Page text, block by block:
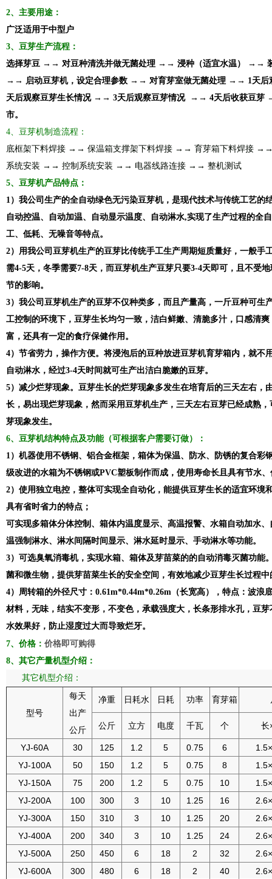
2、主要用途：
广泛适用于中型户
3、豆芽生产流程：
选择芽豆 →→ 对豆种清洗并做无菌处理 →→ 浸种（适宜水温） →→
→→ 启动豆芽机，设定合理参数 →→ 对育芽室做无菌处理 →→ 1天
天后观察豆芽生长情况 →→ 3天后观察豆芽情况 →→ 4天后收获豆芽
市。
4、豆芽机制造流程：
底框架下料焊接 →→ 保温箱支撑架下料焊接 →→ 育芽箱下料焊接
系统安装 →→ 控制系统安装 →→ 电器线路连接 →→ 整机测试
5、豆芽机产品特点：
1）我公司生产的全自动绿色无污染豆芽机，是现代技术与传统工艺的
自动控温、自动加温、自动显示温度、自动淋水,实现了生产过程的全
工、低耗、无噪音等特点。
2）用我公司豆芽机生产的豆芽比传统手工生产周期短质量好，一般手
需4-5天，冬季需要7-8天，而豆芽机生产豆芽只要3-4天即可，且不受
节的影响。
3）我公司豆芽机生产的豆芽不仅种类多，而且产量高，一斤豆种可生
工控制的环境下，豆芽生长均匀一致，洁白鲜嫩、清脆多汁，口感清
富，还具有一定的食疗保健作用。
4）节省劳力，操作方便。将浸泡后的豆种放进豆芽机育芽箱内，就不
自动淋水，经过3-4天时间就可生产出洁白脆嫩的豆芽。
5）减少烂芽现象。豆芽生长的烂芽现象多发生在培育后的三天左右，
长，易出现烂芽现象，然而采用豆芽机生产，三天左右豆芽已经成熟
芽现象发生。
6、豆芽机结构特点及功能（可根据客户需要订做）：
1）机器使用不锈钢、铝合金框架，箱体为保温、防水、防锈的复合彩
级改进的水箱为不锈钢或PVC塑板制作而成，使用寿命长且具有节水
2）使用独立电控，整体可实现全自动化，能提供豆芽生长的适宜环境
具有省时省力的特点；
可实现多箱体分体控制、箱体内温度显示、高温报警、水箱自动加水
温强制淋水、淋水间隔时间显示、淋水延时显示、手动淋水等功能。
3）可选臭氧消毒机，实现水箱、箱体及芽苗菜的的自动消毒灭菌功能
菌和微生物，提供芽苗菜生长的安全空间，有效地减少豆芽生长过程
4） 周转箱的外径尺寸：0.61m*0.44m*0.26m（长宽高），特点：波浪
材料，无味，结实不变形，不变色，承载强度大，长条形排水孔，豆
水效果好，防止湿度过大而导致烂牙。
7、价格： 价格即可购得
8、其它产量机型介绍：
其它机型介绍：
型号
每天
出产
公斤
净重 日耗水 日耗 功率 育芽箱
公斤 立方 电度 千瓦 个 长
YJ-60A 30 125 1.2 5 0.75 6
YJ-100A
50 150 1.2 5 0.75 8
YJ-150A
75 200 1.2 5 0.75 10
YJ-200A
100 300 3 10 1.25 16
YJ-300A
150 310 3 10 1.25 20
YJ-400A
200 340 3 10 1.25 24
YJ-500A
250 450 6 18 2 32
YJ-600A
300 480 6 18 2 40